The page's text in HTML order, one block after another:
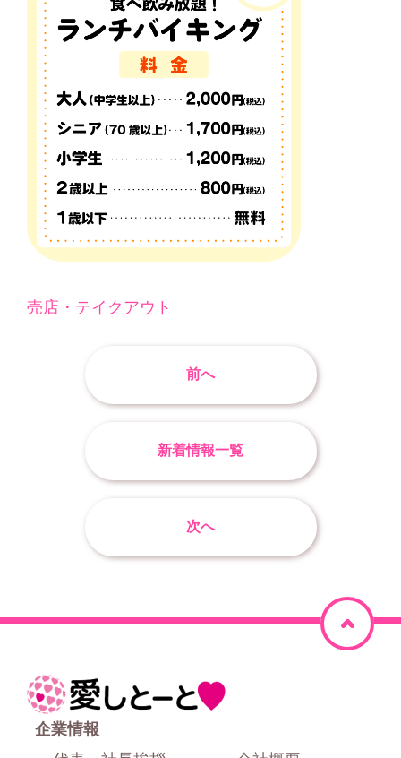
売店・テイクアウト
前へ
新着情報一覧
次へ
ペ
ー
ホ
ー
企業情報